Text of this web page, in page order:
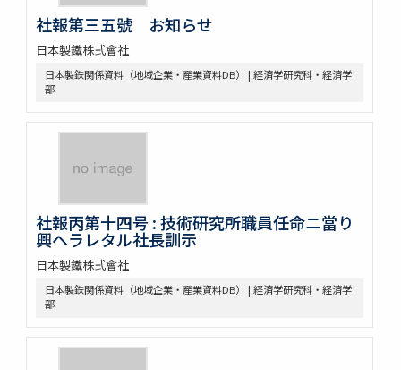
社報第三五號 お知らせ
日本製鐵株式會社
日本製鉄関係資料（地域企業・産業資料DB） | 経済学研究科・経済学
部
社報丙第十四号 : 技術研究所職員任命ニ當り
興ヘラレタル社長訓示
日本製鐵株式會社
日本製鉄関係資料（地域企業・産業資料DB） | 経済学研究科・経済学
部